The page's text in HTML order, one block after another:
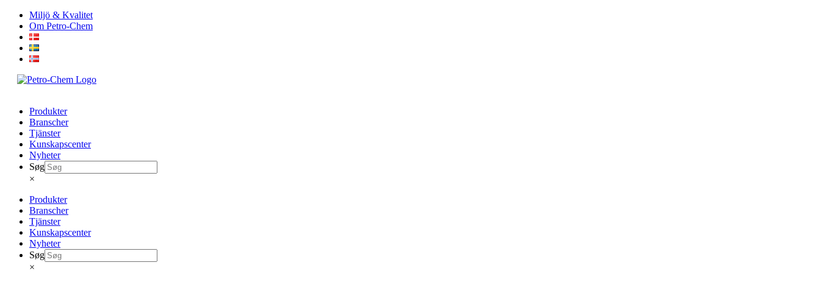
Skip
content
Miljö & Kvalitet
Om Petro-Chem
Produkter
Branscher
Tjänster
Kunskapscenter
Nyheter
Søg
×
Produkter
Branscher
Tjänster
Kunskapscenter
Nyheter
Søg
×